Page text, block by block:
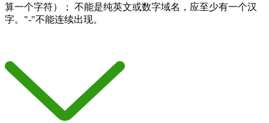
算一个字符）； 不能是纯英文或数字域名，应至少有一个汉
字。"-"不能连续出现。